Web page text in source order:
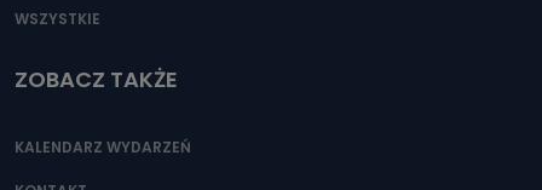
WSZYSTKIE
ZOBACZ TAKŻE
KALENDARZ WYDARZEŃ